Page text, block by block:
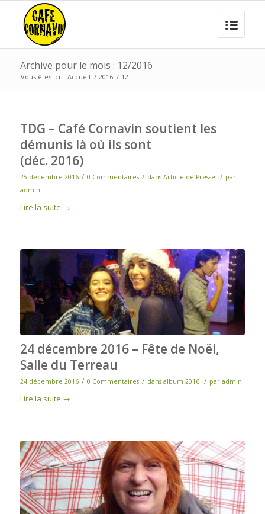
Archive pour le mois : 12/2016
Vous êtes ici : Accueil / 2016 / 12
TDG – Café Cornavin soutient les
démunis là où ils sont
(déc. 2016)
25 décembre 2016 / 0 Commentaires / dans Article de Presse / par
admin
Lire la suite →
24 décembre 2016 – Fête de Noël,
Salle du Terreau
24 décembre 2016 / 0 Commentaires / dans album 2016 / par admin
Lire la suite →